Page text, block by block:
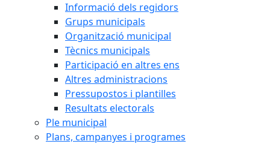
Informació dels regidors
Grups municipals
Organització municipal
Tècnics municipals
Participació en altres ens
Altres administracions
Pressupostos i plantilles
Resultats electorals
Ple municipal
Plans, campanyes i programes